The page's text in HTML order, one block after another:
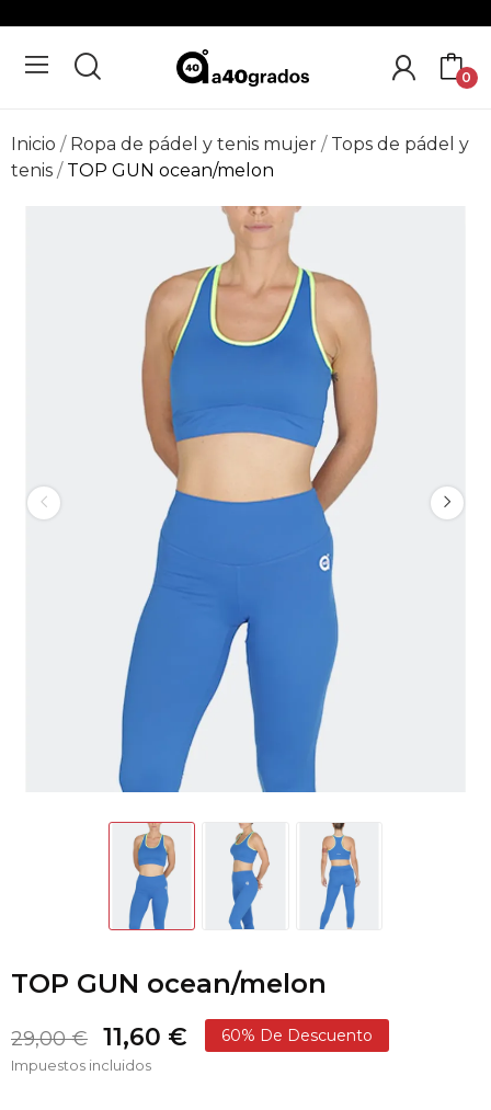
0
Inicio Ropa de pádel y tenis mujer
Tops de pádel y
tenis
TOP GUN ocean/melon
TOP GUN ocean/melon
29,00 € 11,60 € 60% De Descuento
Impuestos incluidos